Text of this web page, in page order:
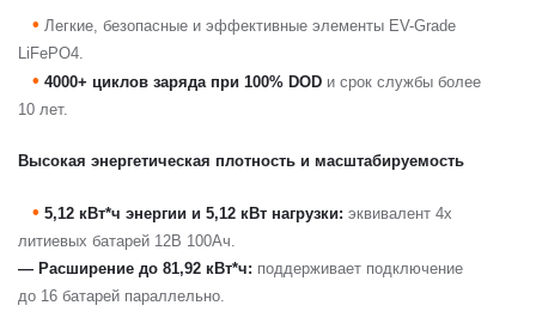
• Легкие, безопасные и эффективные элементы EV-Grade
LiFePO4.
• 4000+ циклов заряда при 100% DOD и срок службы более
10 лет.
Высокая энергетическая плотность и масштабируемость
• 5,12 кВт*ч энергии и 5,12 кВт нагрузки: эквивалент 4х
литиевых батарей 12В 100Ач.
— Расширение до 81,92 кВт*ч: поддерживает подключение
до 16 батарей параллельно.